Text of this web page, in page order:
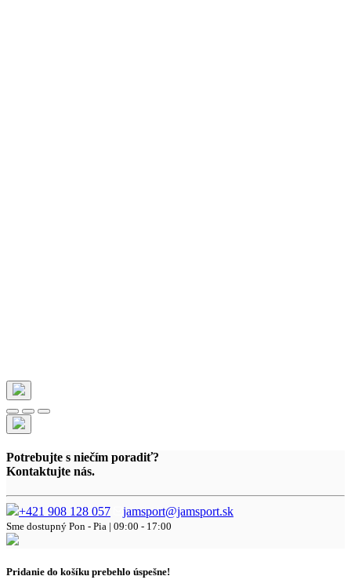
Potrebujte s niečím poradiť?
Kontaktujte nás.
+421 908 128 057 jamsport@jamsport.sk
Sme dostupný Pon - Pia | 09:00 - 17:00
Pridanie do košíku prebehlo úspešne!